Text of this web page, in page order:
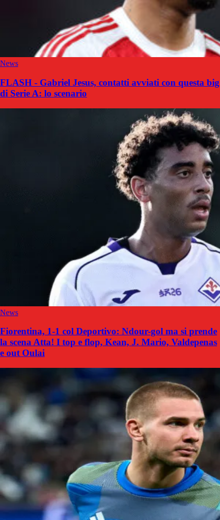
News
FLASH - Gabriel Jesus, contatti avviati con questa big
di Serie A: lo scenario
News
Fiorentina, 1-1 col Deportivo: Ndour-gol ma si prende
la scena Atta! I top e flop, Kean, J. Mario, Valdepenas
e out Oulai